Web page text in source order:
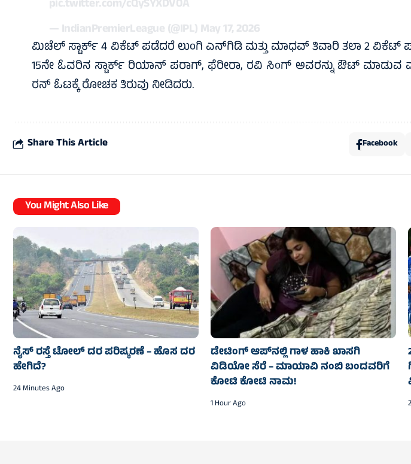
pic.twitter.com/cQySYXDV0A
— IndianPremierLeague (@IPL)May 17, 2026
ಮಿಚೆಲ್ ಸ್ಟಾರ್ಕ್ 4 ವಿಕೆಟ್‌ ಪಡೆದರೆ ಲುಂಗಿ ಎನ್‌ಗಿಡಿ ಮತ್ತು ಮಾಧವ್‌ ತಿವಾರಿ ತಲಾ 2 ವಿಕೆಟ್‌
15ನೇ ಓವರಿನ ಸ್ಟಾರ್ಕ್‌ ರಿಯಾನ್‌ ಪರಾಗ್‌, ಫೆರೀರಾ, ರವಿ ಸಿಂಗ್‌ ಅವರನ್ನು ಔಟ್‌ ಮಾಡುವ
ರನ್‌ ಓಟಕ್ಕೆ ರೋಚಕ ತಿರುವು ನೀಡಿದರು.
Share This Article Facebook
You Might Also Like
ನೈಸ್‌ ರಸ್ತೆ ಟೋಲ್‌ ದರ ಪರಿಷ್ಕರಣೆ – ಹೊಸ ದರ
ಹೇಗಿದೆ?
24 Minutes Ago
ಡೇಟಿಂಗ್ ಆಪ್‌ನಲ್ಲಿ ಗಾಳ ಹಾಕಿ ಖಾಸಗಿ
ವಿಡಿಯೋ ಸೆರೆ – ಮಾಯಾವಿ ನಂಬಿ ಬಂದವರಿಗೆ
ಕೋಟಿ ಕೋಟಿ ನಾಮ!
1 Hour Ago